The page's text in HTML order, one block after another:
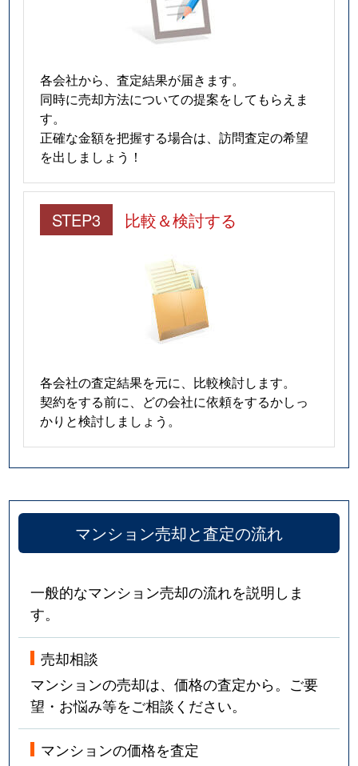
各会社から、査定結果が届きます。
同時に売却方法についての提案をしてもらえま
す。
正確な金額を把握する場合は、訪問査定の希望
を出しましょう！
STEP3 比較＆検討する
各会社の査定結果を元に、比較検討します。
契約をする前に、どの会社に依頼をするかしっ
かりと検討しましょう。
マンション売却と査定の流れ
一般的なマンション売却の流れを説明しま
す。
売却相談
マンションの売却は、価格の査定から。ご要
望・お悩み等をご相談ください。
マンションの価格を査定